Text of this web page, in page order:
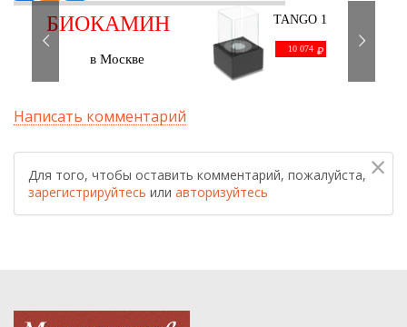
БИОКАМИН
в Москве
TANGO 1
10 074
Написать комментарий
×
Для того, чтобы оставить комментарий, пожалуйста,
зарегистрируйтесь или авторизуйтесь